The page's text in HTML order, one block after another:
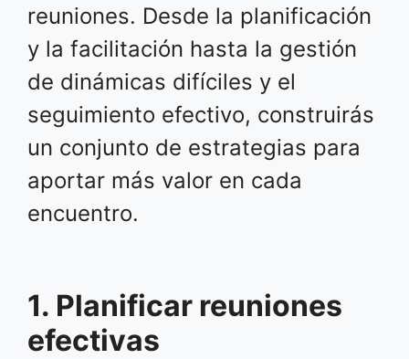
reuniones. Desde la planificación
y la facilitación hasta la gestión
de dinámicas difíciles y el
seguimiento efectivo, construirás
un conjunto de estrategias para
aportar más valor en cada
encuentro.
1. Planificar reuniones
efectivas